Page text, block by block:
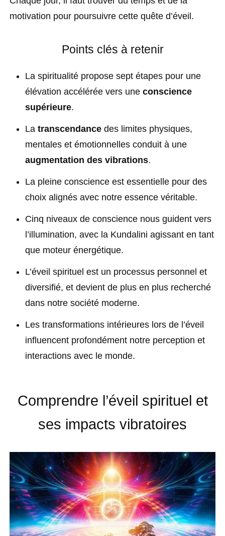
motivation pour poursuivre cette quête d’éveil.
Points clés à retenir
La spiritualité propose sept étapes pour une
élévation accélérée vers une conscience
supérieure.
La transcendance des limites physiques,
mentales et émotionnelles conduit à une
augmentation des vibrations.
La pleine conscience est essentielle pour des
choix alignés avec notre essence véritable.
Cinq niveaux de conscience nous guident vers
l’illumination, avec la Kundalini agissant en tant
que moteur énergétique.
L’éveil spirituel est un processus personnel et
diversifié, et devient de plus en plus recherché
dans notre société moderne.
Les transformations intérieures lors de l’éveil
influencent profondément notre perception et
interactions avec le monde.
Comprendre l’éveil spirituel et
ses impacts vibratoires